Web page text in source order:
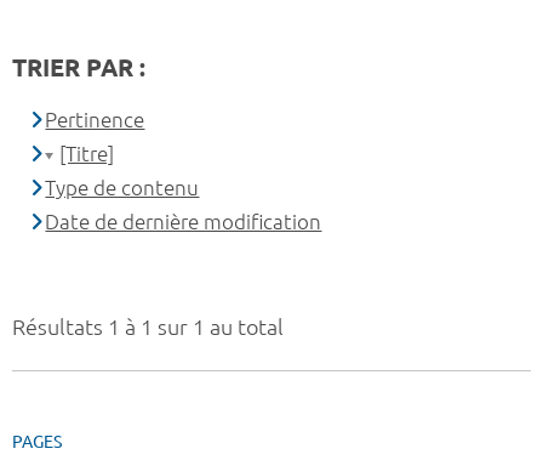
Résultats 1 à 1 sur 1 au total
PAGES
TRIER PAR :
Pertinence
[Titre]
Type de contenu
Date de dernière modification